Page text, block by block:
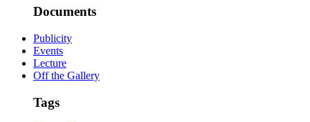
Documents
Publicity
Events
Lecture
Off the Gallery
Tags